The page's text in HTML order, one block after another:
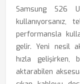
Samsung S26
kullanıyorsanız,
performansla
gelir. Yeni nesil
hızla
aktarabilen